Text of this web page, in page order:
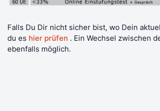
Falls Du Dir nicht sicher bist, wo Dein
du es hier prüfen . Ein Wechsel zwischen
ebenfalls möglich.